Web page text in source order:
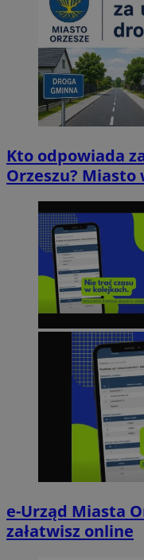
Kto odpowiada
Orzeszu? Miasto
e-Urząd Miasta
załatwisz online